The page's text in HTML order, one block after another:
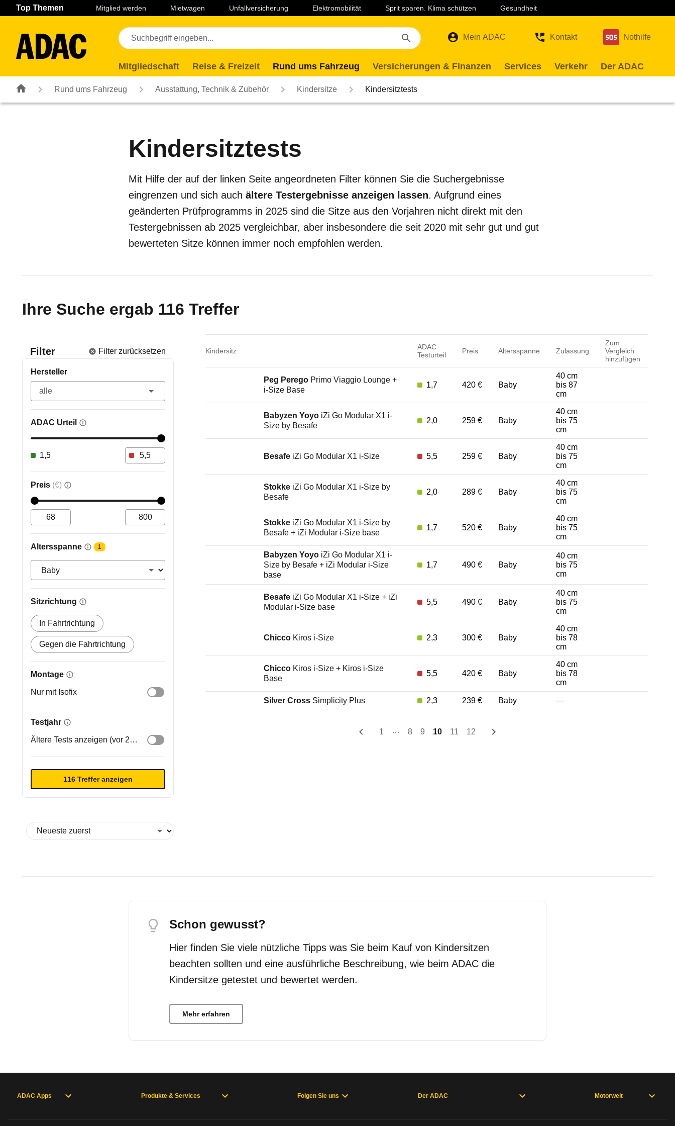
Navigation Seiteninhalt Fußzeile
Top Themen Mitglied werden Mietwagen Unfallversicherung Elektromobilität Sprit sparen. Klima schützen Gesundheit
Mein ADAC Kontakt Nothilfe
Mitgliedschaft Reise & Freizeit Rund ums Fahrzeug Versicherungen & Finanzen Services Verkehr Der ADAC
Rund ums Fahrzeug Ausstattung, Technik & Zubehör Kindersitze Kindersitztests
Kindersitztests
Mit Hilfe der auf der linken Seite angeordneten Filter können Sie die Suchergebnisse
eingrenzen und sich auch ältere Testergebnisse anzeigen lassen. Aufgrund eines
geänderten Prüfprogramms in 2025 sind die Sitze aus den Vorjahren nicht direkt mit den
Testergebnissen ab 2025 vergleichbar, aber insbesondere die seit 2020 mit sehr gut und gut
bewerteten Sitze können immer noch empfohlen werden.
Ihre Suche ergab 116 Treffer
Filter Filter zurücksetzen
Hersteller
ADAC Urteil
1,5
Preis (€)
Altersspanne 1
Sitzrichtung
In Fahrtrichtung
Gegen die Fahrtrichtung
Montage
Nur mit Isofix
Testjahr
Ältere Tests anzeigen (vor 2020)
116 Treffer anzeigen
Kindersitz
ADAC
Testurteil
Preis Altersspanne Zulassung
Zum
Vergleich
hinzufügen
Peg Perego Primo Viaggio Lounge +
i-Size Base
1,7 420 € Baby
40 cm
bis 87
cm
Babyzen Yoyo iZi Go Modular X1 i-
Size by Besafe
2,0 259 € Baby
40 cm
bis 75
cm
Besafe iZi Go Modular X1 i-Size 5,5 259 € Baby
40 cm
bis 75
cm
Stokke iZi Go Modular X1 i-Size by
Besafe
2,0 289 € Baby
40 cm
bis 75
cm
Stokke iZi Go Modular X1 i-Size by
Besafe + iZi Modular i-Size base
1,7 520 € Baby
40 cm
bis 75
cm
Babyzen Yoyo iZi Go Modular X1 i-
Size by Besafe + iZi Modular i-Size
base
1,7 490 € Baby
40 cm
bis 75
cm
Besafe iZi Go Modular X1 i-Size + iZi
Modular i-Size base
5,5 490 € Baby
40 cm
bis 75
cm
Chicco Kiros i-Size 2,3 300 € Baby
40 cm
bis 78
cm
Chicco Kiros i-Size + Kiros i-Size
Base
5,5 420 € Baby
40 cm
bis 78
cm
Silver Cross Simplicity Plus 2,3 239 € Baby —
1 … 8 9 10 11 12
Schon gewusst?
Hier finden Sie viele nützliche Tipps was Sie beim Kauf von Kindersitzen
beachten sollten und eine ausführliche Beschreibung, wie beim ADAC die
Kindersitze getestet und bewertet werden.
Mehr erfahren
ADAC Apps Produkte & Services Folgen Sie uns Der ADAC Motorwelt